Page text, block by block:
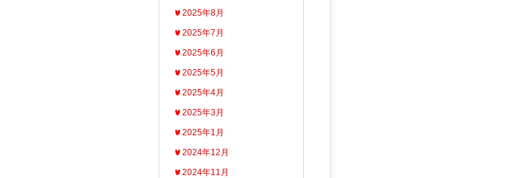
2025年8月
2025年7月
2025年6月
2025年5月
2025年4月
2025年3月
2025年1月
2024年12月
2024年11月